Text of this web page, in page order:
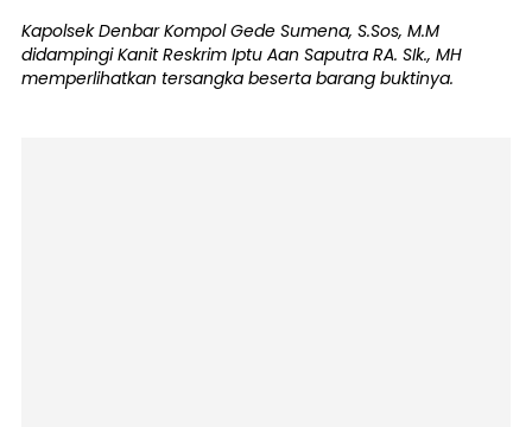
Kapolsek Denbar Kompol Gede Sumena, S.Sos, M.M
didampingi Kanit Reskrim Iptu Aan Saputra RA. SIk., MH
memperlihatkan tersangka beserta barang buktinya.